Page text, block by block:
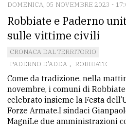
DOMENICA, 05 NOVEMBRE 2023 -
Robbiate e Paderno
sulle vittime civili
CRONACA DAL TERRITORIO
PADERNO D'ADDA , ROBBIATE
Come da tradizione, nella
novembre, i comuni di
celebrato insieme la Festa
Forze Armate.I sindaci
MagniLe due amministrazioni